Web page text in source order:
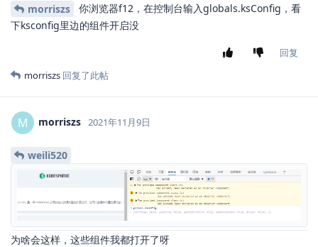
morriszs
你浏览器f12，在控制台输入globals.ksConfig，看
下ksconfig里边的组件开启没
回复
morriszs 回复了此帖
M morriszs 2021年11月9日
weili520
为啥会这样，这些组件我都打开了呀